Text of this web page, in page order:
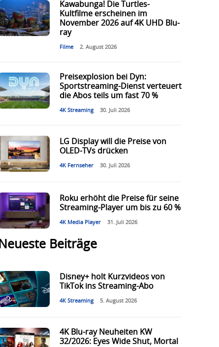
Kawabunga! Die Turtles-
Kultfilme erscheinen im
November 2026 auf 4K UHD Blu-
ray
Filme 2. August 2026
Preisexplosion bei Dyn:
Sportstreaming-Dienst verteuert
die Abos teils um fast 70 %
4K Streaming 30. Juli 2026
LG Display will die Preise von
OLED-TVs drücken
4K Fernseher 30. Juli 2026
Roku erhöht die Preise für seine
Streaming-Player um bis zu 60 %
4K Media Player 31. Juli 2026
Neueste Beiträge
Disney+ holt Kurzvideos von
TikTok ins Streaming-Abo
4K Streaming 5. August 2026
4K Blu-ray Neuheiten KW
32/2026: Eyes Wide Shut, Mortal